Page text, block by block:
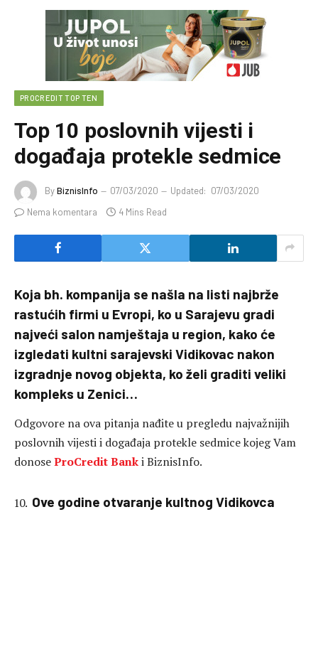
PROCREDIT TOP TEN
Top 10 poslovnih vijesti i
događaja protekle sedmice
ByBiznisInfo 07/03/2020 Updated: 07/03/2020
Nema komentara
4 Mins Read
Koja bh. kompanija se našla na listi najbrže
rastućih firmi u Evropi, ko u Sarajevu gradi
najveći salon namještaja u region, kako će
izgledati kultni sarajevski Vidikovac nakon
izgradnje novog objekta, ko želi graditi veliki
kompleks u Zenici…
Odgovore na ova pitanja nađite u pregledu najvažnijih
poslovnih vijesti i događaja protekle sedmice kojeg Vam
donoseProCredit Banki BiznisInfo.
Ove godine otvaranje kultnog Vidikovca